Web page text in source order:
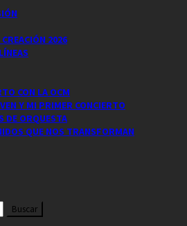
2026
CON LA OCM
Y MI PRIMER CONCIERTO
DE ORQUESTA
QUE NOS TRANSFORMAN